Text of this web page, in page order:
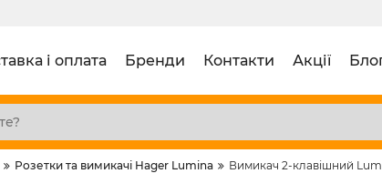
і оплата Бренди Контакти Акції
Розетки та вимикачі Hager Lumina Вимикач 2-клавішний